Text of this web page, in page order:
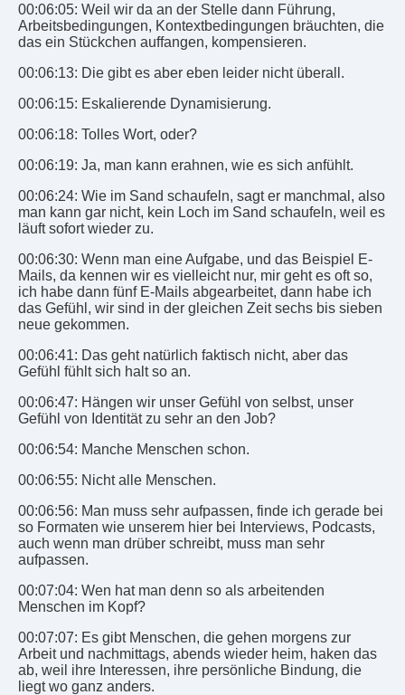
00:06:05: Weil wir da an der Stelle dann Führung,
Arbeitsbedingungen, Kontextbedingungen bräuchten, die
das ein Stückchen auffangen, kompensieren.
00:06:13: Die gibt es aber eben leider nicht überall.
00:06:15: Eskalierende Dynamisierung.
00:06:18: Tolles Wort, oder?
00:06:19: Ja, man kann erahnen, wie es sich anfühlt.
00:06:24: Wie im Sand schaufeln, sagt er manchmal, also
man kann gar nicht, kein Loch im Sand schaufeln, weil es
läuft sofort wieder zu.
00:06:30: Wenn man eine Aufgabe, und das Beispiel E-
Mails, da kennen wir es vielleicht nur, mir geht es oft so,
ich habe dann fünf E-Mails abgearbeitet, dann habe ich
das Gefühl, wir sind in der gleichen Zeit sechs bis sieben
neue gekommen.
00:06:41: Das geht natürlich faktisch nicht, aber das
Gefühl fühlt sich halt so an.
00:06:47: Hängen wir unser Gefühl von selbst, unser
Gefühl von Identität zu sehr an den Job?
00:06:54: Manche Menschen schon.
00:06:55: Nicht alle Menschen.
00:06:56: Man muss sehr aufpassen, finde ich gerade bei
so Formaten wie unserem hier bei Interviews, Podcasts,
auch wenn man drüber schreibt, muss man sehr
aufpassen.
00:07:04: Wen hat man denn so als arbeitenden
Menschen im Kopf?
00:07:07: Es gibt Menschen, die gehen morgens zur
Arbeit und nachmittags, abends wieder heim, haken das
ab, weil ihre Interessen, ihre persönliche Bindung, die
liegt wo ganz anders.